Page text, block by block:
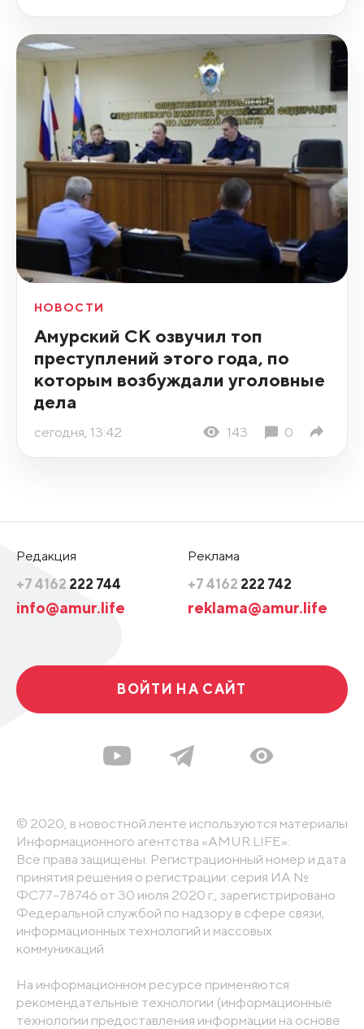
НОВОСТИ
Амурский СК озвучил топ
преступлений этого года, по
которым возбуждали уголовные
дела
сегодня, 13:42 143 0
Редакция
+7 4162 222 744
info@amur.life
Реклама
+7 4162 222 742
reklama@amur.life
ВОЙТИ НА САЙТ
© 2020, в новостной ленте используются материалы
Информационного агентства «AMUR.LIFE».
Все права защищены. Регистрационный номер и дата
принятия решения о регистрации: серия ИА №
ФС77-78746 от 30 июля 2020 г., зарегистрировано
Федеральной службой по надзору в сфере связи,
информационных технологий и массовых
коммуникаций
На информационном ресурсе применяются
рекомендательные технологии (информационные
технологии предоставления информации на основе